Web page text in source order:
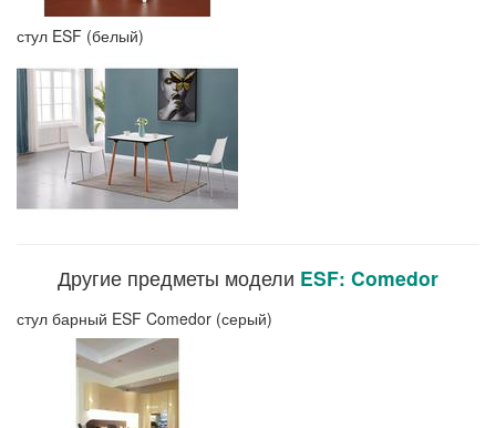
стул ESF (белый)
Другие предметы модели ESF: Comedor
стул барный ESF Comedor (серый)